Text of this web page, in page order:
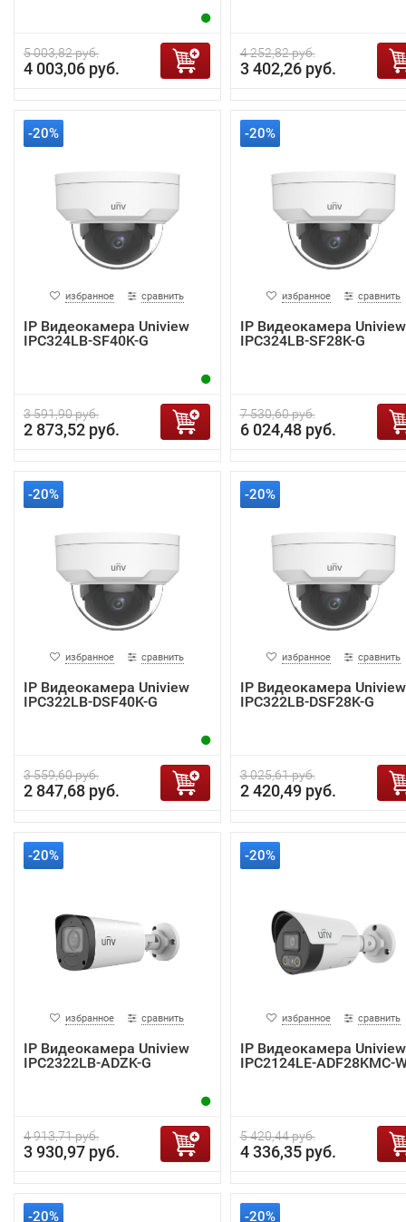
5 003,82 руб.
4 003,06 руб.
4 252,82 руб.
3 402,26 руб.
-20%
избранное сравнить
IP Видеокамера Uniview
IPC324LB-SF40K-G
3 591,90 руб.
2 873,52 руб.
-20%
избранное сравнить
IP Видеокамера Uniview
IPC324LB-SF28K-G
7 530,60 руб.
6 024,48 руб.
-20%
избранное сравнить
IP Видеокамера Uniview
IPC322LB-DSF40K-G
3 559,60 руб.
2 847,68 руб.
-20%
избранное сравнить
IP Видеокамера Uniview
IPC322LB-DSF28K-G
3 025,61 руб.
2 420,49 руб.
-20%
избранное сравнить
IP Видеокамера Uniview
IPC2322LB-ADZK-G
4 913,71 руб.
3 930,97 руб.
-20%
избранное сравнить
IP Видеокамера Uniview
IPC2124LE-ADF28KMC-
5 420,44 руб.
4 336,35 руб.
-20% -20%